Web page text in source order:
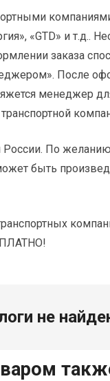
«GTD» и т.д..
заказа
После
менеджер
России. По
быть
не